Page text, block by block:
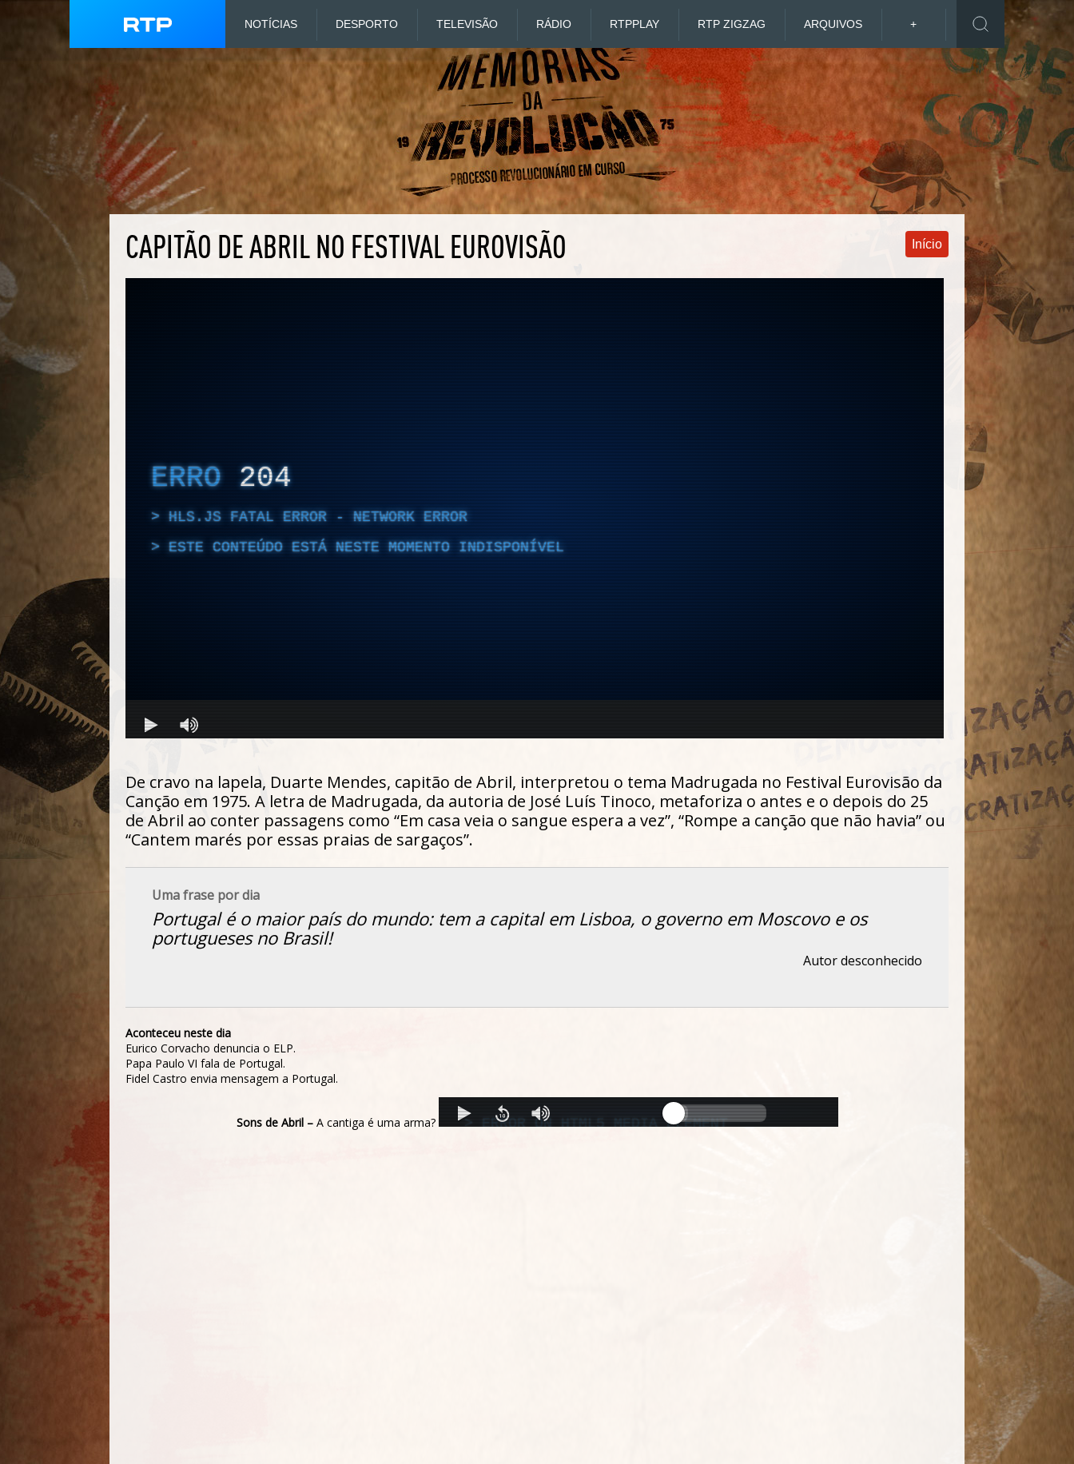
NOTÍCIAS DESPORTO TELEVISÃO RÁDIO RTPPLAY RTP ZIGZAG ARQUIVOS +
CAPITÃO DE ABRIL NO FESTIVAL EUROVISÃO Início
De cravo na lapela, Duarte Mendes, capitão de Abril, interpretou o tema Madrugada no Festival Eurovisão da
Canção em 1975. A letra de Madrugada, da autoria de José Luís Tinoco, metaforiza o antes e o depois do 25
de Abril ao conter passagens como “Em casa veia o sangue espera a vez”, “Rompe a canção que não havia” ou
“Cantem marés por essas praias de sargaços”.
Uma frase por dia
Portugal é o maior país do mundo: tem a capital em Lisboa, o governo em Moscovo e os
portugueses no Brasil!
Autor desconhecido
Aconteceu neste dia
Eurico Corvacho denuncia o ELP.
Papa Paulo VI fala de Portugal.
Fidel Castro envia mensagem a Portugal.
Sons de Abril –A cantiga é uma arma?